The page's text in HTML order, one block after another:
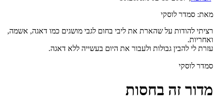
מאת: סמדר לוסקי
רציתי להודות על שהארת את ליבי בחום לגבי מושגים כמו דאגה, אשמה,
ואחריות.
עזרת לי להבין גבולות ולעבור את היום בעשייה ללא דאגה.
סמדר לוסקי
מדור זה בחסות